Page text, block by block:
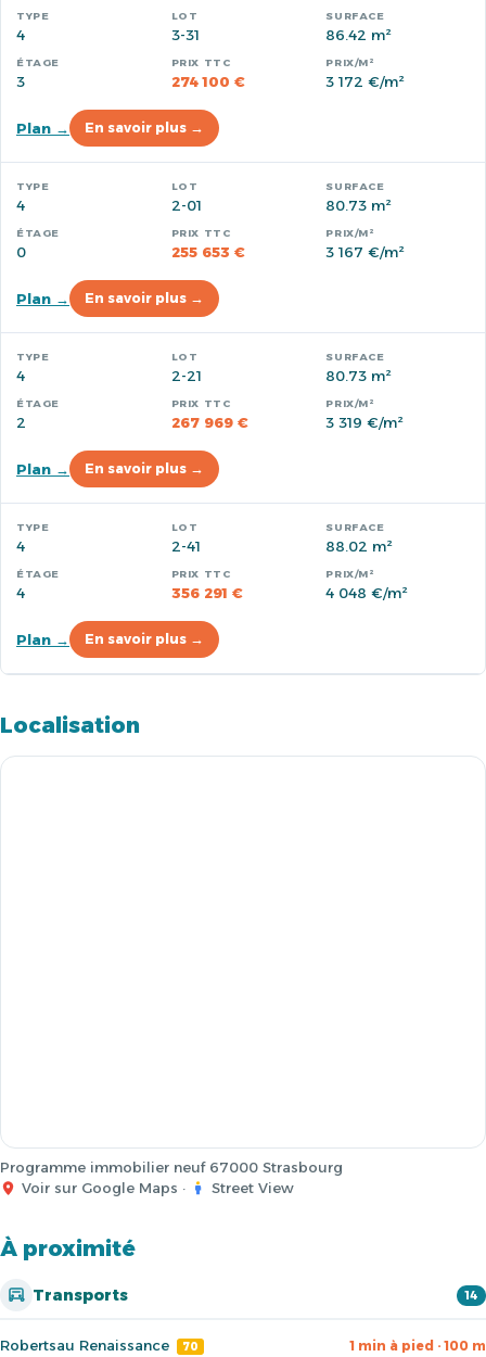
4 3-31 86.42 m²
3 274 100 € 3 172 €/m²
Plan → En savoir plus →
4 2-01 80.73 m²
0 255 653 € 3 167 €/m²
Plan → En savoir plus →
4 2-21 80.73 m²
2 267 969 € 3 319 €/m²
Plan → En savoir plus →
4 2-41 88.02 m²
4 356 291 € 4 048 €/m²
Plan → En savoir plus →
Localisation
Programme immobilier neuf 67000 Strasbourg
Voir sur Google Maps · Street View
À proximité
Transports 14
Robertsau Renaissance 70 1 min à pied · 100 m